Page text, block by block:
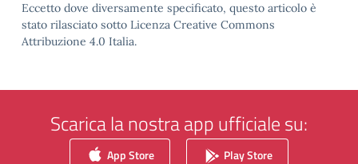
Eccetto dove diversamente specificato, questo articolo è
stato rilasciato sotto Licenza Creative Commons
Attribuzione 4.0 Italia.
Scarica la nostra app ufficiale su:
App Store Play Store